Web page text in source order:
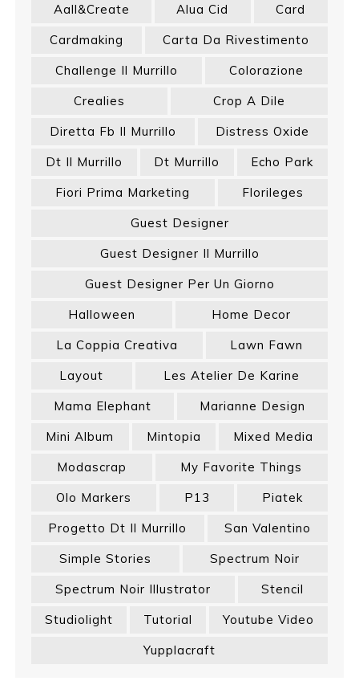
Aall&create Alua Cid
Card
Cardmaking
Carta Da Rivestimento
Challenge Il Murrillo
Colorazione
Crealies
Crop A Dile
Diretta Fb Il Murrillo
Distress Oxide
Dt Il Murrillo
Dt Murrillo
Echo Park
Fiori Prima Marketing
Florileges
Guest Designer
Guest Designer Il Murrillo
Guest Designer Per Un Giorno
Halloween
Home Decor
La Coppia Creativa
Lawn Fawn
Layout
Les Atelier De Karine
Mama Elephant
Marianne Design
Mini Album
Mintopia
Mixed Media
Modascrap
My Favorite Things
Olo Markers
P13
Piatek
Progetto Dt Il Murrillo
San Valentino
Simple Stories
Spectrum Noir
Spectrum Noir Illustrator
Stencil
Studiolight
Tutorial
Youtube Video
Yupplacraft